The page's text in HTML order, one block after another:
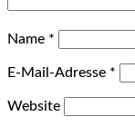
Name *
E-Mail-Adresse *
Website